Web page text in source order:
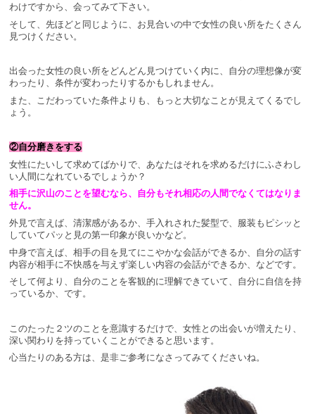
わけですから、会ってみて下さい。
そして、先ほどと同じように、お見合いの中で女性の良い所をたくさん
見つけください。
出会った女性の良い所をどんどん見つけていく内に、自分の理想像が変
わったり、条件が変わったりするかもしれません。
また、こだわっていた条件よりも、もっと大切なことが見えてくるでし
ょう。
②自分磨きをする
女性にたいして求めてばかりで、あなたはそれを求めるだけにふさわし
い人間になれているでしょうか？
相手に沢山のことを望むなら、自分もそれ相応の人間でなくてはなりま
せん。
外見で言えば、清潔感があるか、手入れされた髪型で、服装もピシッと
していてパッと見の第一印象が良いかなど。
中身で言えば、相手の目を見てにこやかな会話ができるか、自分の話す
内容が相手に不快感を与えず楽しい内容の会話ができるか、などです。
そして何より、自分のことを客観的に理解できていて、自分に自信を持
っているか、です。
このたった２ツのことを意識するだけで、女性との出会いが増えたり、
深い関わりを持っていくことができると思います。
心当たりのある方は、是非ご参考になさってみてくださいね。